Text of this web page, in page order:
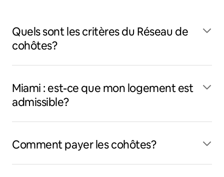
Quels sont les critères du Réseau de
cohôtes?
Miami : est-ce que mon logement est
admissible?
Comment payer les cohôtes?